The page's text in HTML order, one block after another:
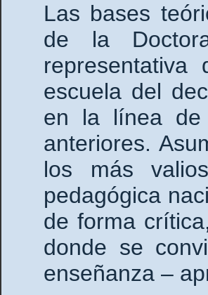
Las bases
de la
escuela del
en la línea de
anteriores.
los más
pedagógica
de forma
donde se
enseñanza –